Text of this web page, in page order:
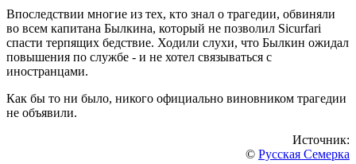
Впоследствии многие из тех, кто знал о трагедии, обвиняли
во всем капитана Былкина, который не позволил Sicurfari
спасти терпящих бедствие. Ходили слухи, что Былкин ожидал
повышения по службе - и не хотел связываться с
иностранцами.
Как бы то ни было, никого официально виновником трагедии
не объявили.
Источник:
© Русская Семерка